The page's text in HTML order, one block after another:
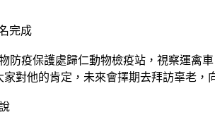
完成
防疫保護處歸仁動物檢疫站，視察運禽
對他的肯定，未來會擇期去拜訪辜老，